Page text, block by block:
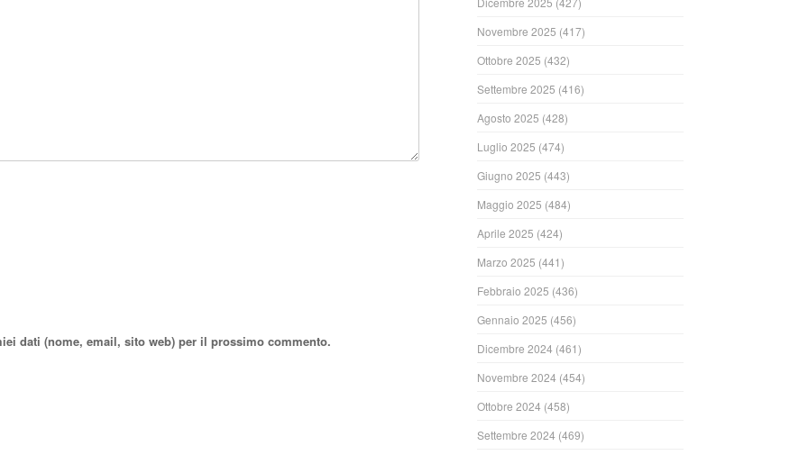
dati (nome, email, sito web) per il prossimo commento.
Novembre 2025 (417)
Ottobre 2025 (432)
Settembre 2025 (416)
Agosto 2025 (428)
Luglio 2025 (474)
Giugno 2025 (443)
Maggio 2025 (484)
Aprile 2025 (424)
Marzo 2025 (441)
Febbraio 2025 (436)
Gennaio 2025 (456)
Dicembre 2024 (461)
Novembre 2024 (454)
Ottobre 2024 (458)
Settembre 2024 (469)